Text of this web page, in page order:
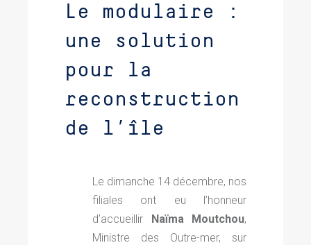
Le modulaire :
une solution
pour la
reconstruction
de l’île
Le dimanche 14 décembre, nos
filiales ont eu l’honneur
d’accueillir Naïma Moutchou,
Ministre des Outre-mer, sur